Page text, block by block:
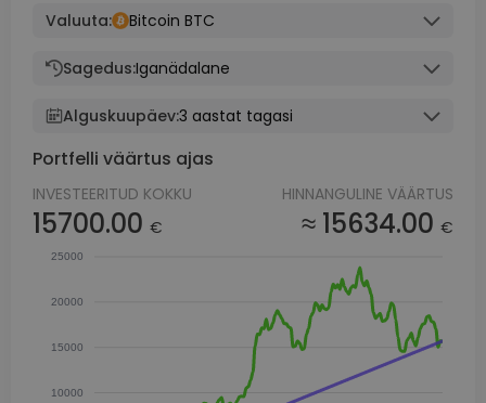
Valuuta:
Bitcoin BTC
Sagedus:Iganädalane
Alguskuupäev:3 aastat tagasi
Portfelli väärtus ajas
INVESTEERITUD KOKKU
15700.00 €
HINNANGULINE VÄÄRTUS
≈ 15634.00 €
25000
20000
15000
10000